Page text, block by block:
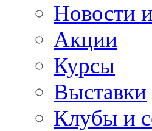
Новости
Акции
Курсы
Выставки
Клубы и